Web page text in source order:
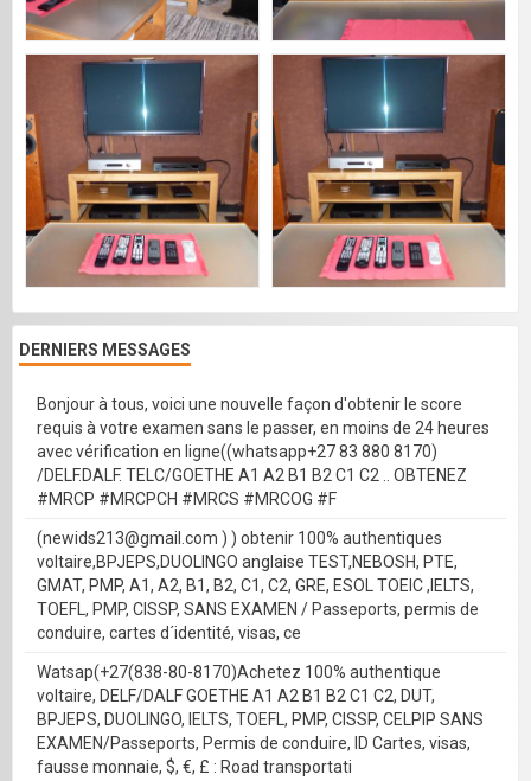
DERNIERS MESSAGES
Bonjour à tous, voici une nouvelle façon d'obtenir le score
requis à votre examen sans le passer, en moins de 24 heures
avec vérification en ligne((whatsapp+27 83 880 8170)
/DELF.DALF. TELC/GOETHE A1 A2 B1 B2 C1 C2 .. OBTENEZ
#MRCP #MRCPCH #MRCS #MRCOG #F
(newids213@gmail.com ) ) obtenir 100% authentiques
voltaire,BPJEPS,DUOLINGO anglaise TEST,NEBOSH, PTE,
GMAT, PMP, A1, A2, B1, B2, C1, C2, GRE, ESOL TOEIC ,IELTS,
TOEFL, PMP, CISSP, SANS EXAMEN / Passeports, permis de
conduire, cartes d´identité, visas, ce
Watsap(+27(838-80-8170)Achetez 100% authentique
voltaire, DELF/DALF GOETHE A1 A2 B1 B2 C1 C2, DUT,
BPJEPS, DUOLINGO, IELTS, TOEFL, PMP, CISSP, CELPIP SANS
EXAMEN/Passeports, Permis de conduire, ID Cartes, visas,
fausse monnaie, $, €, £ : Road transportati